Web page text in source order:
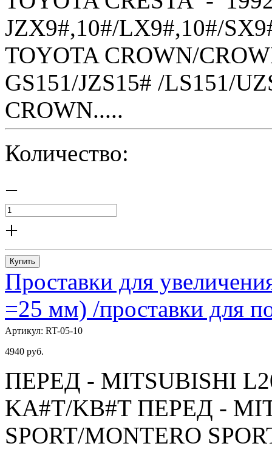
JZX9#,10#/LX9#,10#/
TOYOTA CROWN/
GS151/JZS15# /LS151/
CROWN.....
Количество:
−
+
Купить
Проставки для
=25 мм) /проставки для
Артикул: RT-05-10
4940 руб.
ПЕРЕД - MITSUBISHI
KA#T/KB#T ПЕРЕД -
SPORT/MONTERO